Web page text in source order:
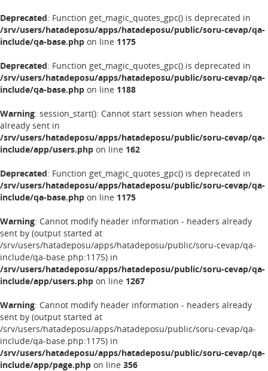
Deprecated: Function get_magic_quotes_gpc() is deprecated in
/srv/users/hatadeposu/apps/hatadeposu/public/soru-cevap/qa-
include/qa-base.php on line 1175
Deprecated: Function get_magic_quotes_gpc() is deprecated in
/srv/users/hatadeposu/apps/hatadeposu/public/soru-cevap/qa-
include/qa-base.php on line 1188
Warning: session_start(): Cannot start session when headers
already sent in
/srv/users/hatadeposu/apps/hatadeposu/public/soru-cevap/qa-
include/app/users.php on line 162
Deprecated: Function get_magic_quotes_gpc() is deprecated in
/srv/users/hatadeposu/apps/hatadeposu/public/soru-cevap/qa-
include/qa-base.php on line 1175
Warning: Cannot modify header information - headers already
sent by (output started at
/srv/users/hatadeposu/apps/hatadeposu/public/soru-cevap/qa-
include/qa-base.php:1175) in
/srv/users/hatadeposu/apps/hatadeposu/public/soru-cevap/qa-
include/app/users.php on line 1267
Warning: Cannot modify header information - headers already
sent by (output started at
/srv/users/hatadeposu/apps/hatadeposu/public/soru-cevap/qa-
include/qa-base.php:1175) in
/srv/users/hatadeposu/apps/hatadeposu/public/soru-cevap/qa-
include/app/page.php on line 356